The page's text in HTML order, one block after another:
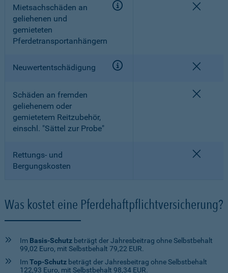
Mietsachschäden an
geliehenen und
gemieteten
Pferdetransportanhängern
Neuwertentschädigung
Schäden an fremden
geliehenem oder
gemietetem Reitzubehör,
einschl. "Sättel zur Probe"
Rettungs- und
Bergungskosten
Was kostet eine Pferdehaftpflichtversicherung?
Im Basis-Schutz beträgt der Jahresbeitrag ohne Selbstbehalt
99,02 Euro, mit Selbstbehalt 79,22 EUR.
ImTop-Schutz beträgt der Jahresbeitrag ohne Selbstbehalt
122,93 Euro, mit Selbstbehalt 98,34 EUR.